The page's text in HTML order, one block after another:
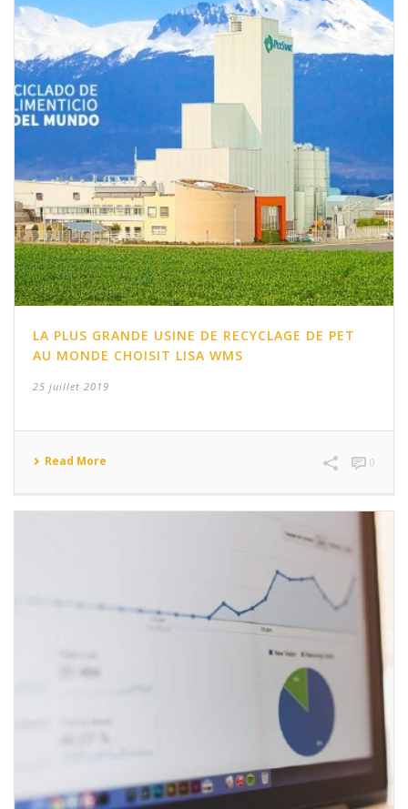
LA PLUS GRANDE USINE DE RECYCLAGE DE PET
AU MONDE CHOISIT LISA WMS
25 juillet 2019
Read More 0